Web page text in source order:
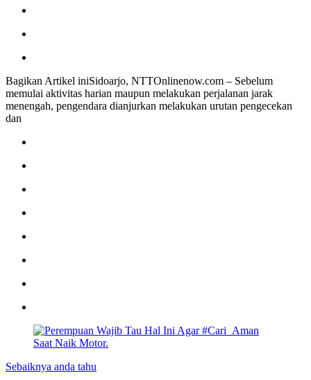
Bagikan Artikel iniSidoarjo, NTTOnlinenow.com – Sebelum
memulai aktivitas harian maupun melakukan perjalanan jarak
menengah, pengendara dianjurkan melakukan urutan pengecekan
dan
Sebaiknya anda tahu